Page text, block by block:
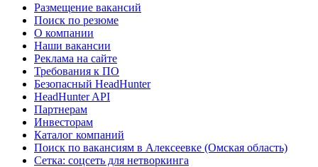
Размещение вакансий
Поиск по резюме
О компании
Наши вакансии
Реклама на сайте
Требования к ПО
Безопасный HeadHunter
HeadHunter API
Партнерам
Инвесторам
Каталог компаний
Поиск по вакансиям в Алексеевке (Омская область)
Сетка: соцсеть для нетворкинга